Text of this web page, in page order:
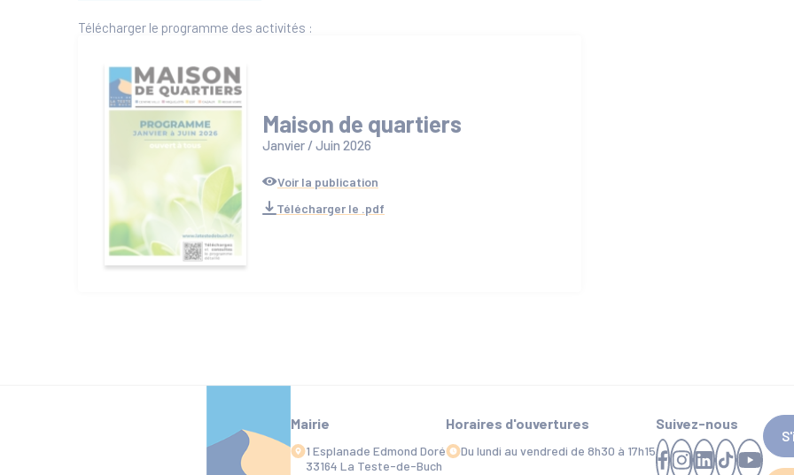
Télécharger le programme des activités :
Maison de quartiers
Janvier / Juin 2026
Voir la publication
Télécharger le .pdf
Mairie
1 Esplanade Edmond Doré
33164 La Teste-de-Buch
Horaires d'ouvertures
Du lundi au vendredi de 8h30 à 17h15
Suivez-nous